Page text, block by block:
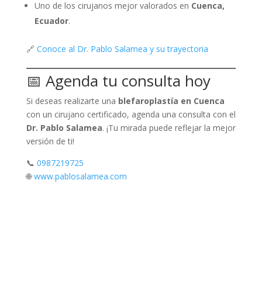
Uno de los cirujanos mejor valorados en Cuenca,
Ecuador.
🔗 Conoce al Dr. Pablo Salamea y su trayectoria
📅 Agenda tu consulta hoy
Si deseas realizarte una blefaroplastía en Cuenca
con un cirujano certificado, agenda una consulta con el
Dr. Pablo Salamea. ¡Tu mirada puede reflejar la mejor
versión de ti!
📞 0987219725
🌐www.pablosalamea.com